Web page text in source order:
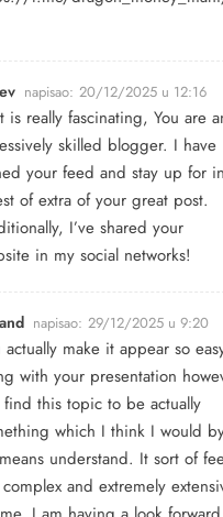
napisao: 20/12/2025 u 12:16
is really fascinating, You are
skilled blogger. I have
your feed and stay up for in
of extra of your great post.
I’ve shared your
in my social networks!
napisao: 29/12/2025 u 9:20
actually make it appear so
with your presentation
this topic to be actually
which I think I would
understand. It sort of
and extremely